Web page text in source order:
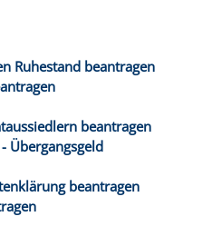
Ruhestand beantragen
beantragen
Übergangsgeld
beantragen